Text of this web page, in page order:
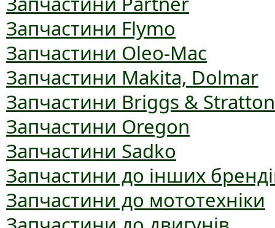
Запчастини Flymo
Запчастини Oleo-Mac
Запчастини Makita, Dolmar
Запчастини Briggs & Stratton
Запчастини Oregon
Запчастини Sadko
Запчастини до інших
Запчастини до мототехніки